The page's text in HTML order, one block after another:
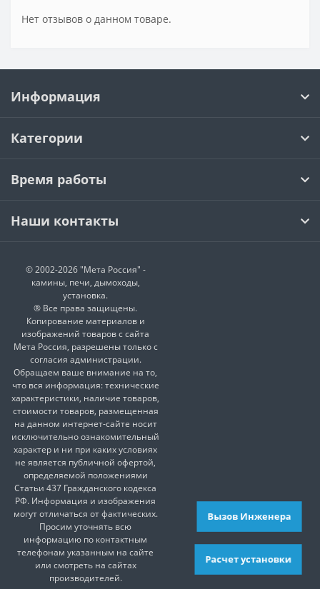
Нет отзывов о данном товаре.
Информация
Категории
Время работы
Наши контакты
© 2002-2026 "Мета Россия" -
камины, печи, дымоходы,
установка.
® Все права защищены.
Копирование материалов и
изображений товаров с сайта
Мета Россия, разрешены только с
согласия администрации.
Обращаем ваше внимание на то,
что вся информация: технические
характеристики, наличие товаров,
стоимости товаров, размещенная
на данном интернет-сайте носит
исключительно ознакомительный
характер и ни при каких условиях
не является публичной офертой,
определяемой положениями
Статьи 437 Гражданского кодекса
РФ. Информация и изображения
могут отличаться от фактических.
Просим уточнять всю
информацию по контактным
телефонам указанным на сайте
или смотреть на сайтах
производителей.
Расчет установки
Вызов Инженера